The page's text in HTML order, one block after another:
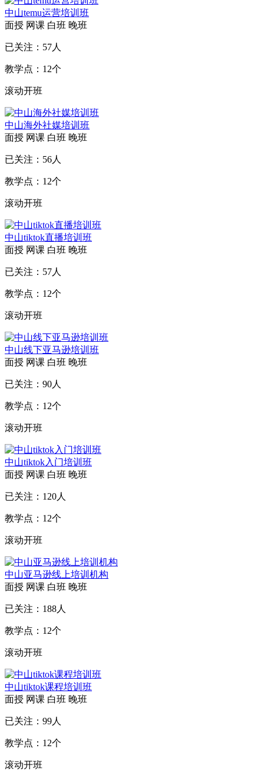
中山temu运营培训班
面授 网课 白班 晚班
已关注： 57人
教学点： 12个
滚动开班
中山海外社媒培训班
面授 网课 白班 晚班
已关注： 56人
教学点： 12个
滚动开班
中山tiktok直播培训班
面授 网课 白班 晚班
已关注： 57人
教学点： 12个
滚动开班
中山线下亚马逊培训班
面授 网课 白班 晚班
已关注： 90人
教学点： 12个
滚动开班
中山tiktok入门培训班
面授 网课 白班 晚班
已关注： 120人
教学点： 12个
滚动开班
中山亚马逊线上培训机构
面授 网课 白班 晚班
已关注： 188人
教学点： 12个
滚动开班
中山tiktok课程培训班
面授 网课 白班 晚班
已关注： 99人
教学点： 12个
滚动开班